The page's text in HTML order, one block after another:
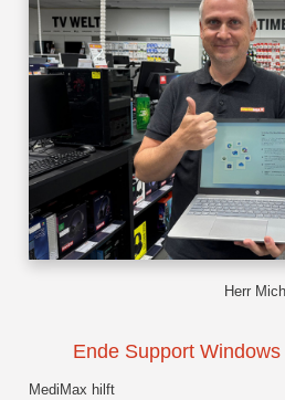
Herr
Ende Support Windows
MediMax hilft